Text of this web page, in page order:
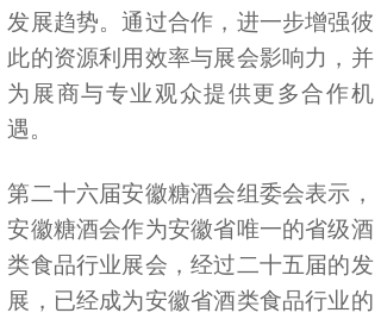
发展趋势。通过合作，进一步增强彼
此的资源利用效率与展会影响力，并
为展商与专业观众提供更多合作机
遇。
第二十六届安徽糖酒会组委会表示，
安徽糖酒会作为安徽省唯一的省级酒
类食品行业展会，经过二十五届的发
展，已经成为安徽省酒类食品行业的